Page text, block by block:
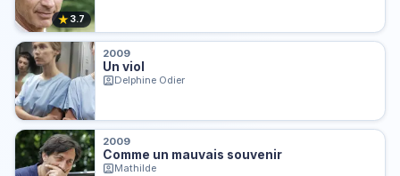
★3.7
2009
Un viol
Delphine Odier
2009
Comme un mauvais souvenir
Mathilde